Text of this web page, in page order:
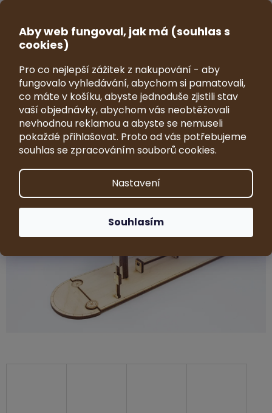
Aby web fungoval, jak má (souhlas s
cookies)
Pro co nejlepší zážitek z nakupování - aby
fungovalo vyhledávání, abychom si pamatovali,
co máte v košíku, abyste jednoduše zjistili stav
vaší objednávky, abychom vás neobtěžovali
nevhodnou reklamou a abyste se nemuseli
pokaždé přihlašovat. Proto od vás potřebujeme
souhlas se zpracováním souborů cookies.
Nastavení
Souhlasím
Přejít
obsah
Model autobusové zastávky s
přístřeškem 1:64
Průměrné
hodnocení
produktu
hvězdiček.
Neohodnoceno Podrobnosti hodnocení
Značka:VRKY - sběratelské modely